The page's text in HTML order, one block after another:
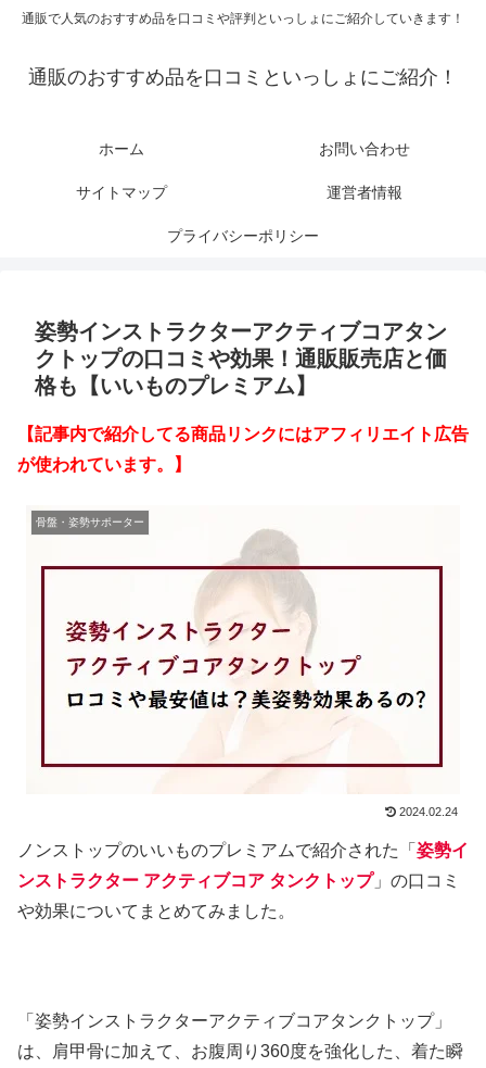
通販で人気のおすすめ品を口コミや評判といっしょにご紹介していきます！
通販のおすすめ品を口コミといっしょにご紹介！
ホーム お問い合わせ
サイトマップ 運営者情報
プライバシーポリシー
姿勢インストラクターアクティブコアタン
クトップの口コミや効果！通販販売店と価
格も【いいものプレミアム】
【記事内で紹介してる商品リンクにはアフィリエイト広告
が使われています。】
骨盤・姿勢サポーター
2024.02.24
ノンストップのいいものプレミアムで紹介された「 姿勢イ
ンストラクター アクティブコア タンクトップ」の口コミ
や効果についてまとめてみました。
「姿勢インストラクターアクティブコアタンクトップ」
は、肩甲骨に加えて、お腹周り360度を強化した、着た瞬